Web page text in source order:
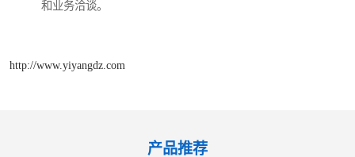
和业务洽谈。
http://www.yiyangdz.com
产品推荐